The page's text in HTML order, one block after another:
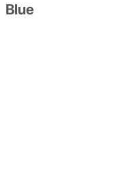
Blue